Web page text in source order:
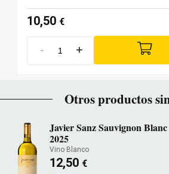
10,50 €
- +
Otros productos
Javier Sanz Sauvignon Blanc
2025
Vino Blanco
12,50 €